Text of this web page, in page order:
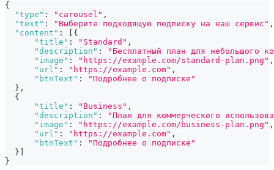
{
"type" : "carousel" ,
"text" : "Выберите подходящую подписку на наш сервис" ,
"content" :
{
"title" : "Standard" ,
"description" :
"Бесплатный план для небольшого
"image" : "https://example.com/standard-plan.png" ,
"url" : "https://example.com" ,
"btnText" :
"Подробнее о подписке"
} ,
{
"title" : "Business" ,
"description" :
"План для коммерческого
"image" : "https://example.com/business-plan.png" ,
"url" : "https://example.com" ,
"btnText" :
"Подробнее о подписке"
}
}